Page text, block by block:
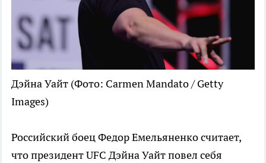
Дэйна Уайт (Фото: Carmen Mandato / Getty
Images)
Российский боец Федор Емельяненко считает,
что президент UFC Дэйна Уайт повел себя